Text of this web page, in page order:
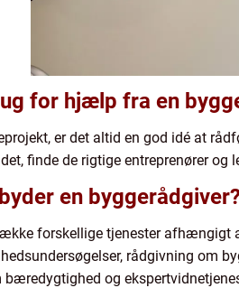
for hjælp fra en
er det altid en god idé at
finde de rigtige entreprenører og
en byggerådgiver?
forskellige tjenester
rådgivning om
og